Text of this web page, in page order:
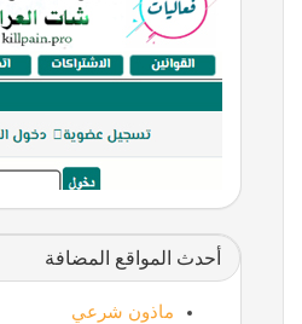
أحدث المواقع المضافة
ماذون شرعي